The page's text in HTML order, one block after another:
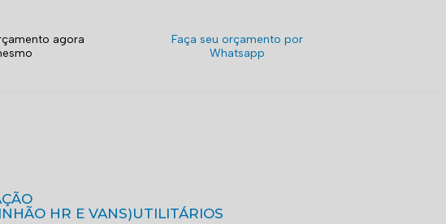
agora
Faça seu orçamento por
Whatsapp
HR E VANS)
UTILITÁRIOS